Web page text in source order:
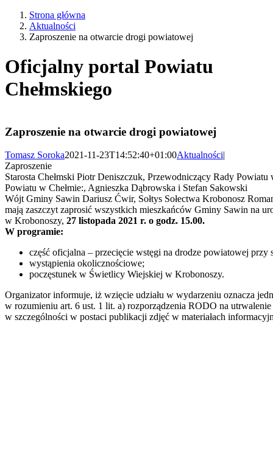
Strona główna
Aktualności
Zaproszenie na otwarcie drogi powiatowej
Oficjalny portal Powiatu
Chełmskiego
Zaproszenie na otwarcie drogi powiatowej
Tomasz Soroka2021-11-23T14:52:40+01:00Aktualności|
Zaproszenie
Starosta Chełmski Piotr Deniszczuk, Przewodniczący Rady Powiatu
Powiatu w Chełmie:, Agnieszka Dąbrowska i Stefan Sakowski
Wójt Gminy Sawin Dariusz Ćwir, Sołtys Sołectwa Krobonosz
mają zaszczyt zaprosić wszystkich mieszkańców Gminy Sawin na
w Krobonoszy, 27 listopada 2021 r. o godz. 15.00.
W programie:
część oficjalna – przecięcie wstęgi na drodze powiatowej
wystąpienia okolicznościowe;
poczęstunek w Świetlicy Wiejskiej w Krobonoszy.
Organizator informuje, iż wzięcie udziału w wydarzeniu oznacza
w rozumieniu art. 6 ust. 1 lit. a) rozporządzenia RODO na
w szczególności w postaci publikacji zdjęć w materiałach